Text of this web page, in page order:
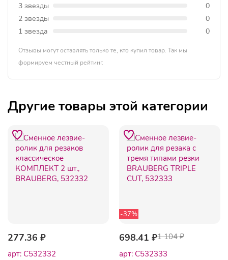
3 звезды
0
2 звезды
0
1 звезда
0
Отзывы могут оставлять только те, кто купил товар. Так мы
формируем честный рейтинг.
Другие товары этой категории
277.36 ₽
арт: C532332
-37%
698.41 ₽1 104 ₽
арт: C532333